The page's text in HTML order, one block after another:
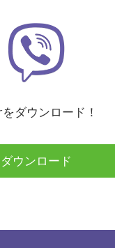
ダウンロード！
ダウンロード